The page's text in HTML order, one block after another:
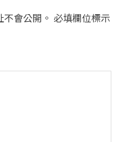
會公開。 必填欄位標示